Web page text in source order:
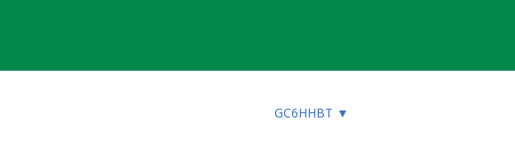
GC6HHBT ▼